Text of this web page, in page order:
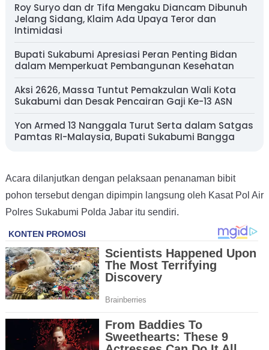
Roy Suryo dan dr Tifa Mengaku Diancam Dibunuh
Jelang Sidang, Klaim Ada Upaya Teror dan
Intimidasi
Bupati Sukabumi Apresiasi Peran Penting Bidan
dalam Memperkuat Pembangunan Kesehatan
Aksi 2626, Massa Tuntut Pemakzulan Wali Kota
Sukabumi dan Desak Pencairan Gaji Ke-13 ASN
Yon Armed 13 Nanggala Turut Serta dalam Satgas
Pamtas RI-Malaysia, Bupati Sukabumi Bangga
Acara dilanjutkan dengan pelaksaan penanaman bibit
pohon tersebut dengan dipimpin langsung oleh Kasat Pol Air
Polres Sukabumi Polda Jabar itu sendiri.